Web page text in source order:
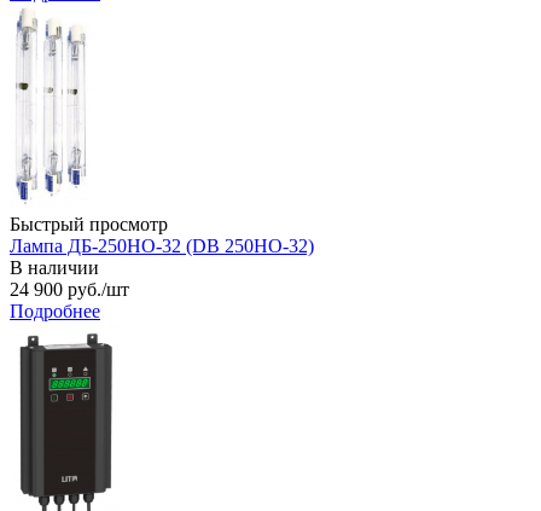
Быстрый просмотр
Лампа ДБ-250НО-32 (DB 250HO-32)
В наличии
24 900 руб./шт
Подробнее